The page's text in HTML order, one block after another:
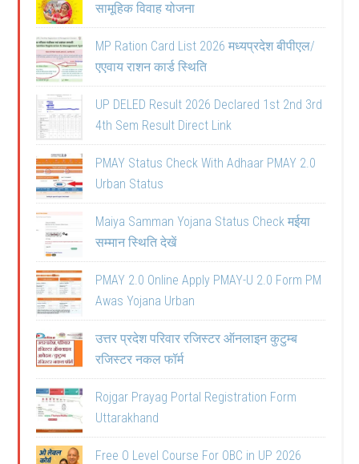
सामूहिक विवाह योजना
MP Ration Card List 2026 मध्यप्रदेश बीपीएल/
एएवाय राशन कार्ड स्थिति
UP DELED Result 2026 Declared 1st 2nd 3rd
4th Sem Result Direct Link
PMAY Status Check With Adhaar PMAY 2.0
Urban Status
Maiya Samman Yojana Status Check मईया
सम्मान स्थिति देखें
PMAY 2.0 Online Apply PMAY-U 2.0 Form PM
Awas Yojana Urban
उत्तर प्रदेश परिवार रजिस्टर ऑनलाइन कुटुम्ब
रजिस्टर नकल फॉर्म
Rojgar Prayag Portal Registration Form
Uttarakhand
Free O Level Course For OBC in UP 2026